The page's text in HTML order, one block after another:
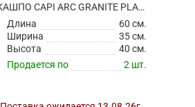
КАШПО CAPI ARC GRANITE PLANTER RECTANGLE BLACK
Длина
60 см.
Ширина
35 см.
Высота
40 см.
Продается по
2 шт.